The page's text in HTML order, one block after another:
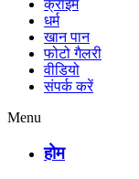
क्राइम
धर्म
खान पान
फोटो गैलरी
वीडियो
संपर्क करें
Menu
होम